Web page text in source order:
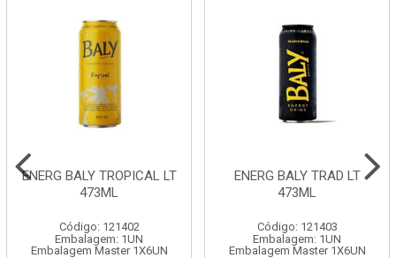
ENERG BALY TROPICAL LT
473ML
Código: 121402
Embalagem: 1UN
Embalagem Master 1X6UN
ENERG BALY TRAD LT
473ML
Código: 121403
Embalagem: 1UN
Embalagem Master 1X6UN